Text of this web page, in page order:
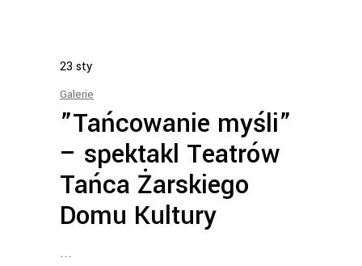
23 sty
Galerie
”Tańcowanie myśli”
– spektakl Teatrów
Tańca Żarskiego
Domu Kultury